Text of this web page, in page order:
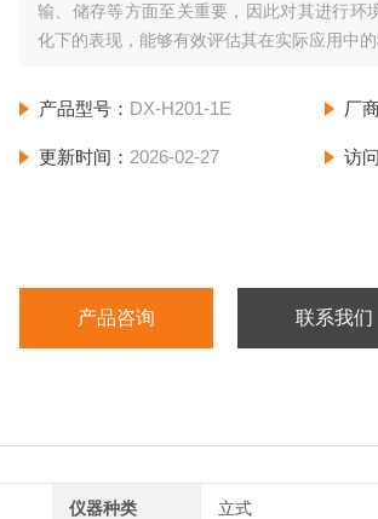
输、储存等方面至关重要，因此对其进行环
化下的表现，能够有效评估其在实际应用中的
产品型号： DX-H201-1E 厂
更新时间： 2026-02-27 访
产品咨询 联系我们
仪器种类 立式